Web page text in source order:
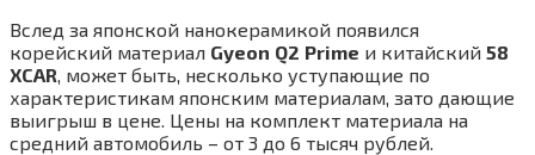
Вслед за японской нанокерамикой появился
корейский материал Gyeon Q2 Prime и китайский 58
XCAR , может быть, несколько уступающие по
характеристикам японским материалам, зато дающие
выигрыш в цене. Цены на комплект материала на
средний автомобиль – от 3 до 6 тысяч рублей.